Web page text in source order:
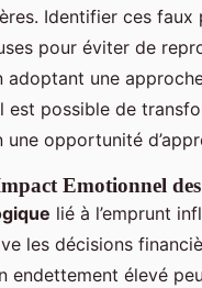
Identifier ces faux
pour éviter de
adoptant une
est possible de
opportunité
Emotionnel
lié à l’emprunt
les décisions
endettement élevé